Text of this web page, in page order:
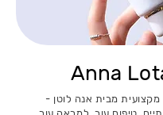
Anna
מבית אנה לוטן -